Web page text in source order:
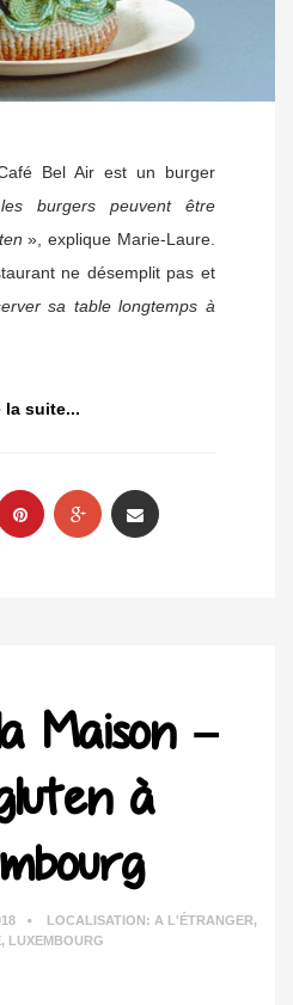
Bel Air est un burger
burgers peuvent être
», explique Marie-Laure.
ne désemplit pas et
sa table longtemps à
la suite...
Maison –
à
LOCALISATION: A L'ÉTRANGER,
, LUXEMBOURG